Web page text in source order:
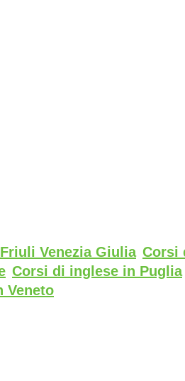
Venezia Giulia Corsi
Corsi di inglese in Puglia
Veneto